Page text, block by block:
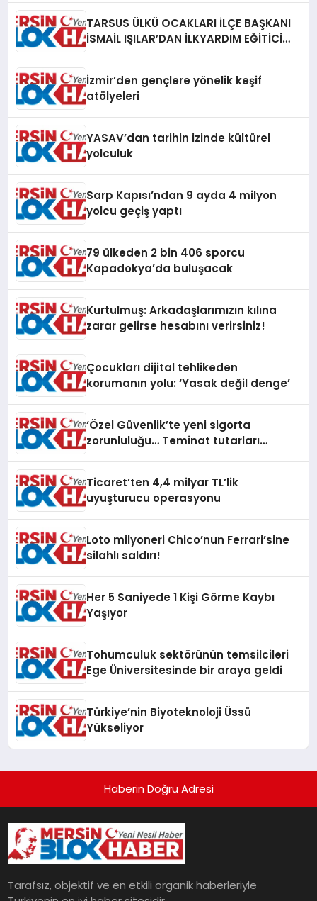
TARSUS ÜLKÜ OCAKLARI İLÇE BAŞKANI
İSMAİL IŞILAR’DAN İLKYARDIM EĞİTİCİ
İzmir’den gençlere yönelik keşif
atölyeleri
YASAV’dan tarihin izinde kültürel
yolculuk
Sarp Kapısı’ndan 9 ayda 4 milyon
yolcu geçiş yaptı
79 ülkeden 2 bin 406 sporcu
Kapadokya’da buluşacak
Kurtulmuş: Arkadaşlarımızın kılına
zarar gelirse hesabını verirsiniz!
Çocukları dijital tehlikeden
korumanın yolu: ‘Yasak değil denge’
‘Özel Güvenlik’te yeni sigorta
zorunluluğu… Teminat tutarları
Ticaret’ten 4,4 milyar TL’lik
uyuşturucu operasyonu
Loto milyoneri Chico’nun Ferrari’sine
silahlı saldırı!
Her 5 Saniyede 1 Kişi Görme Kaybı
Yaşıyor
Tohumculuk sektörünün temsilcileri
Ege Üniversitesinde bir araya geldi
Türkiye’nin Biyoteknoloji Üssü
Yükseliyor
Haberin Doğru Adresi
Tarafsız, objektif ve en etkili organik haberleriyle